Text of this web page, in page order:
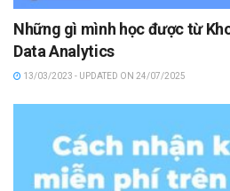
Những gì mình học được từ
Data Analytics
13/03/2023 - UPDATED ON 24/07/2025